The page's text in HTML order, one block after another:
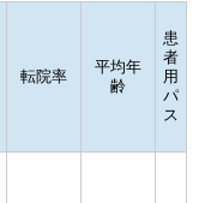
転院率
平均年
齢
患
者
用
パ
ス